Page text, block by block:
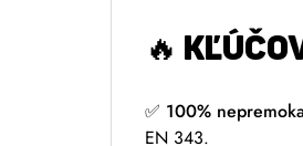
🔥
✅ 100%
EN 343.